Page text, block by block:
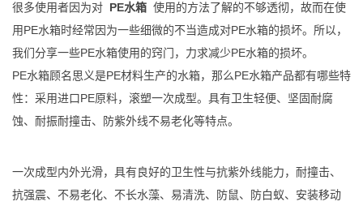
很多使用者因为对 PE水箱 使用的方法了解的不够透彻，故而在使
用PE水箱时经常因为一些细微的不当造成对PE水箱的损坏。所以，
我们分享一些PE水箱使用的窍门，力求减少PE水箱的损坏。
PE水箱顾名思义是PE材料生产的水箱，那么PE水箱产品都有哪些特
性：采用进口PE原料，滚塑一次成型。具有卫生轻便、坚固耐腐
蚀、耐振耐撞击、防紫外线不易老化等特点。
一次成型内外光滑，具有良好的卫生性与抗紫外线能力，耐撞击、
抗强震、不易老化、不长水藻、易清洗、防鼠、防白蚁、安装移动